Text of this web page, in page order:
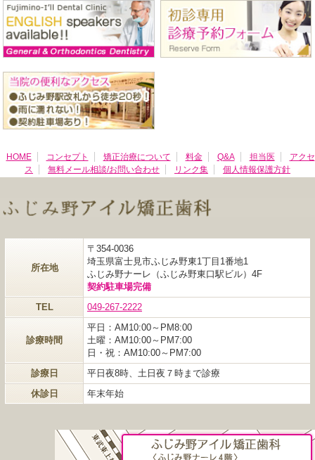
HOME コンセプト 矯正治療について 料金 Q&A 担当医
アクセ
ス
無料メール相談/お問い合わせ リンク集 個人情報保護方針
所在地
〒354-0036
埼玉県富士見市ふじみ野東1丁目1番地1
ふじみ野ナーレ（ふじみ野東口駅ビル）4F
契約駐車場完備
TEL 049-267-2222
診療時間
平日：AM10:00～PM8:00
土曜：AM10:00～PM7:00
日・祝：AM10:00～PM7:00
診療日 平日夜8時、土日夜７時まで診療
休診日 年末年始